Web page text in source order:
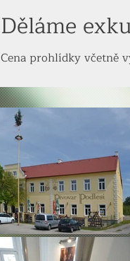
Děláme
Cena prohlídky včetně